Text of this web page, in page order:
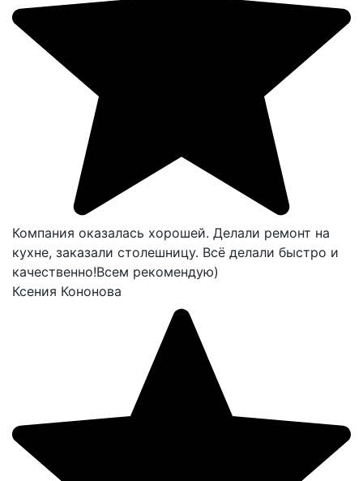
Компания оказалась хорошей. Делали ремонт на
кухне, заказали столешницу. Всё делали быстро и
качественно!Всем рекомендую)
Ксения Кононова